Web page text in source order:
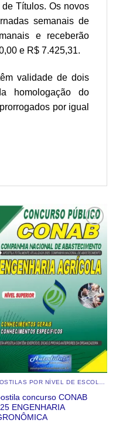
Títulos. Os novos
semanais de
e receberão
e R$ 7.425,31.
validade de dois
homologação do
por igual
Add to
wishlist
concurso CONAB
ENGENHARIA